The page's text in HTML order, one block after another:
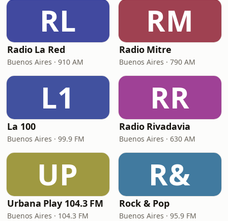
RL
Radio La Red
Buenos Aires · 910 AM
RM
Radio Mitre
Buenos Aires · 790 AM
L1
La 100
Buenos Aires · 99.9 FM
RR
Radio Rivadavia
Buenos Aires · 630 AM
UP
Urbana Play 104.3 FM
Buenos Aires · 104.3 FM
R&
Rock & Pop
Buenos Aires · 95.9 FM